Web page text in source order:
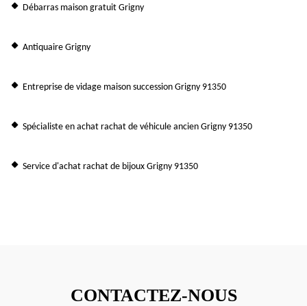
Débarras maison gratuit Grigny
Antiquaire Grigny
Entreprise de vidage maison succession Grigny 91350
Spécialiste en achat rachat de véhicule ancien Grigny 91350
Service d'achat rachat de bijoux Grigny 91350
CONTACTEZ-NOUS